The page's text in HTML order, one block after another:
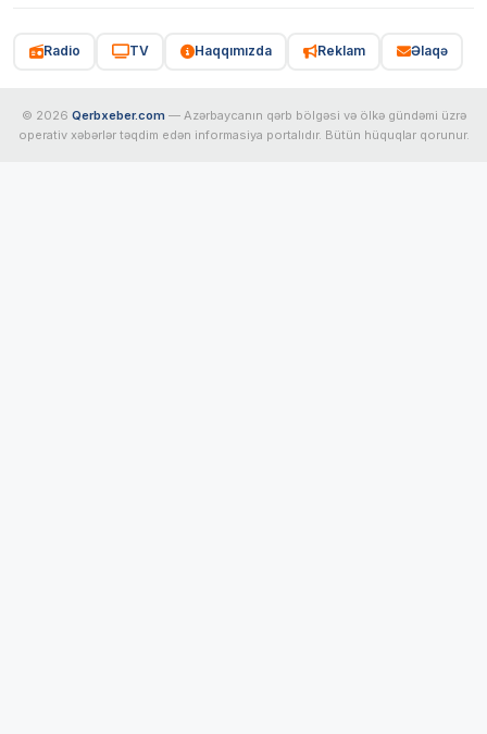
Radio TV Haqqımızda Reklam Əlaqə
© 2026 Qerbxeber.com — Azərbaycanın qərb bölgəsi və ölkə gündəmi üzrə
operativ xəbərlər təqdim edən informasiya portalıdır. Bütün hüquqlar qorunur.